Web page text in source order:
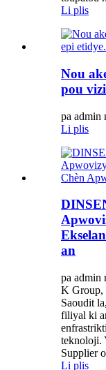
Li plis
Nou
pou
pa admin
Li plis
an
pa admin
K Group,
Saoudit
filiyal ki
teknoloji.
Supplier
Li plis